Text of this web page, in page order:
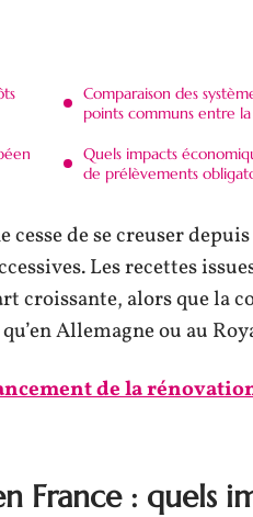
Comparaison des
points communs entre
Quels impacts
de prélèvements
cesse de se creuser
Les recettes
croissante, alors que la
Allemagne ou au
de la
France : quels